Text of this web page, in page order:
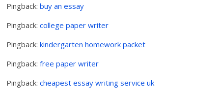
Pingback:buy an essay
Pingback:college paper writer
Pingback:kindergarten homework packet
Pingback:free paper writer
Pingback:cheapest essay writing service uk